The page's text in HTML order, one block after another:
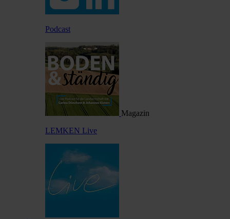
Podcast
Magazin
LEMKEN Live